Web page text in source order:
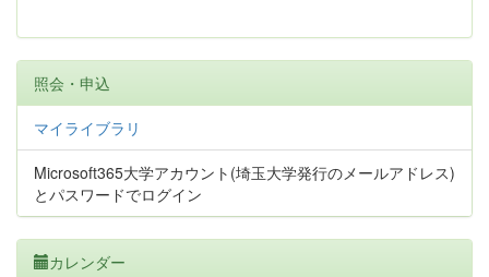
照会・申込
マイライブラリ
Microsoft365大学アカウント(埼玉大学発行のメールアドレス)
とパスワードでログイン
カレンダー